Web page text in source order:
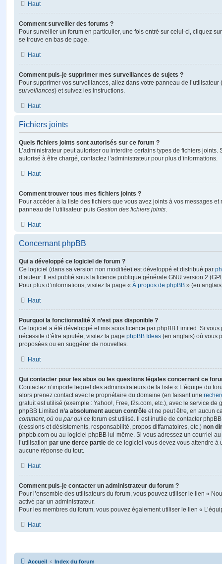
Haut
Comment surveiller des forums ?
Pour surveiller un forum en particulier, une fois entré sur celui-ci, cliquez
se trouve en bas de page.
Haut
Comment puis-je supprimer mes surveillances de sujets ?
Pour supprimer vos surveillances, allez dans votre panneau de
surveillances) et suivez les instructions.
Haut
Fichiers joints
Quels fichiers joints sont autorisés sur ce forum ?
L’administrateur peut autoriser ou interdire certains types de fichiers joints.
autorisé à être chargé, contactez l’administrateur pour plus d’informations.
Haut
Comment trouver tous mes fichiers joints ?
Pour accéder à la liste des fichiers que vous avez joints à vos messages
panneau de l’utilisateur puis Gestion des fichiers joints.
Haut
Concernant phpBB
Qui a développé ce logiciel de forum ?
Ce logiciel (dans sa version non modifiée) est développé et distribué par
d’auteur. Il est publié sous la licence publique générale GNU version 2
Pour plus d’informations, visitez la page « À propos de phpBB » (en
Haut
Pourquoi la fonctionnalité X n’est pas disponible ?
Ce logiciel a été développé et mis sous licence par phpBB Limited. Si vous
nécessite d’être ajoutée, visitez la page phpBB Ideas (en anglais) où vous
proposées ou en suggérer de nouvelles.
Haut
Qui contacter pour les abus ou les questions légales concernant ce
Contactez n’importe lequel des administrateurs de la liste « L’équipe du
alors prenez contact avec le propriétaire du domaine (en faisant une
gratuit est utilisé (exemple : Yahoo!, Free, f2s.com, etc.), avec le service de
phpBB Limited n’a absolument aucun contrôle et ne peut être, en aucun
comment, où ou par qui ce forum est utilisé. Il est inutile de contacter
(cessions et désistements, responsabilité, propos diffamatoires, etc.) non
phpbb.com ou au logiciel phpBB lui-même. Si vous adressez un courriel
l’utilisation par une tierce partie de ce logiciel vous devez vous attendre à
aucune réponse du tout.
Haut
Comment puis-je contacter un administrateur du forum ?
Pour l’ensemble des utilisateurs du forum, vous pouvez utiliser le lien «
activé par un administrateur.
Pour les membres du forum, vous pouvez également utiliser le lien «
Haut
Accueil Index du forum